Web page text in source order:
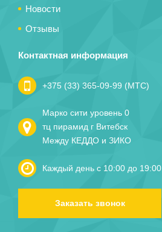
Новости
Отзывы
Контактная информация
+375 (33) 365-09-99 (МТС)
Марко сити уровень 0
тц пирамид г Витебск
Между КЕДДО и ЗИКО
Каждый день с 10:00 до 19:00
Заказать звонок